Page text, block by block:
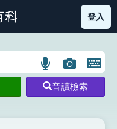
部首索引表圖示
登入
語
言
搜
圖
片
搜
開
鍵
圖
音讀檢索